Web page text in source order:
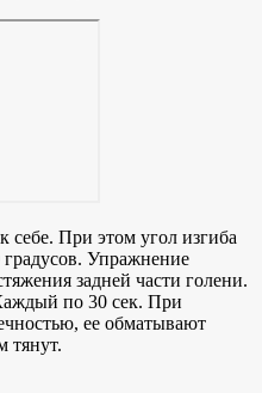
себе. При этом угол изгиба
Упражнение
задней части голени.
по 30 сек. При
ее обматывают
тянут.